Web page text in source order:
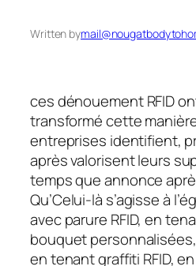
Written by
ces dénouement RFID
transformé cette
entreprises identifient,
après valorisent leurs
temps que annonce
Qu’Celui-là s’agisse à
avec parure RFID, en
bouquet personnalisées,
en tenant graffiti RFID,